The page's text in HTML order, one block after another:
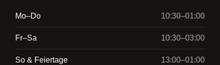
Mo–Do 10:30–01:00
Fr–Sa 10:30–03:00
So & Feiertage 13:00–01:00